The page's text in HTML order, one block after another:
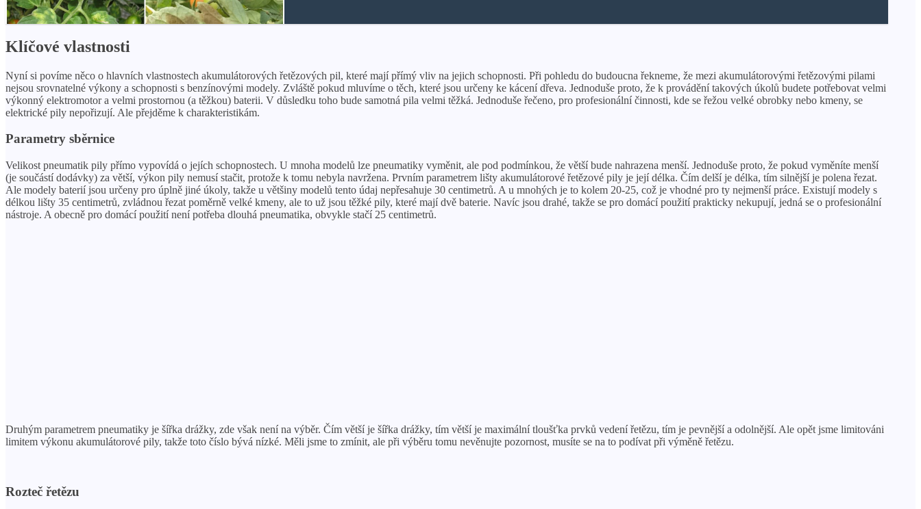
Klíčové vlastnosti
Nyní si povíme něco o hlavních vlastnostech akumulátorových řetězových pil, které mají přímý vliv na jejich schopnosti. Při pohledu do budoucna řekneme, že mezi akumulátorovými řetězovými pilami
nejsou srovnatelné výkony a schopnosti s benzínovými modely. Zvláště pokud mluvíme o těch, které jsou určeny ke kácení dřeva. Jednoduše proto, že k provádění takových úkolů budete potřebovat velmi
výkonný elektromotor a velmi prostornou (a těžkou) baterii. V důsledku toho bude samotná pila velmi těžká. Jednoduše řečeno, pro profesionální činnosti, kde se řežou velké obrobky nebo kmeny, se
elektrické pily nepořizují. Ale přejděme k charakteristikám.
Parametry sběrnice
Velikost pneumatik pily přímo vypovídá o jejích schopnostech. U mnoha modelů lze pneumatiky vyměnit, ale pod podmínkou, že větší bude nahrazena menší. Jednoduše proto, že pokud vyměníte menší
(je součástí dodávky) za větší, výkon pily nemusí stačit, protože k tomu nebyla navržena. Prvním parametrem lišty akumulátorové řetězové pily je její délka. Čím delší je délka, tím silnější je polena řezat.
Ale modely baterií jsou určeny pro úplně jiné úkoly, takže u většiny modelů tento údaj nepřesahuje 30 centimetrů. A u mnohých je to kolem 20-25, což je vhodné pro ty nejmenší práce. Existují modely s
délkou lišty 35 centimetrů, zvládnou řezat poměrně velké kmeny, ale to už jsou těžké pily, které mají dvě baterie. Navíc jsou drahé, takže se pro domácí použití prakticky nekupují, jedná se o profesionální
nástroje. A obecně pro domácí použití není potřeba dlouhá pneumatika, obvykle stačí 25 centimetrů.
Druhým parametrem pneumatiky je šířka drážky, zde však není na výběr. Čím větší je šířka drážky, tím větší je maximální tloušťka prvků vedení řetězu, tím je pevnější a odolnější. Ale opět jsme limitováni
limitem výkonu akumulátorové pily, takže toto číslo bývá nízké. Měli jsme to zmínit, ale při výběru tomu nevěnujte pozornost, musíte se na to podívat při výměně řetězu.
Rozteč řetězu